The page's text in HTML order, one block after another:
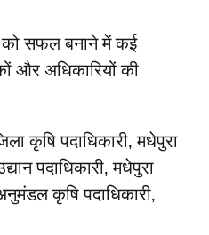
को सफल बनाने में कई
और अधिकारियों की
कृषि पदाधिकारी, मधेपुरा
पदाधिकारी, मधेपुरा
कृषि पदाधिकारी,